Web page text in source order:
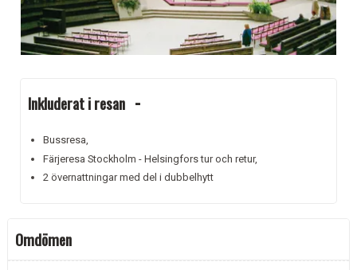
Inkluderat i resan
Bussresa,
Färjeresa Stockholm - Helsingfors tur och retur,
2 övernattningar med del i dubbelhytt
Omdömen